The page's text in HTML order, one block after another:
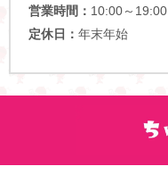
営業時間： 10:00～19:00
定休日： 年末年始